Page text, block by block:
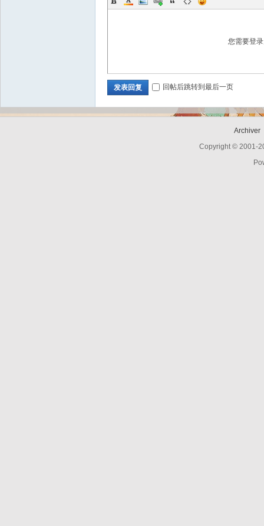
您需要登
发表回复 回帖后跳转到最后一页
Archiver
Copyright © 2001-